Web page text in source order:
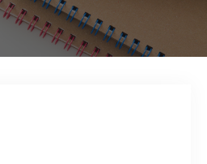
スブランドページ
35-0567